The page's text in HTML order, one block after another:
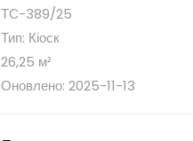
ТС-389/25
Тип: Кіоск
26,25 м²
Оновлено: 2025-11-13